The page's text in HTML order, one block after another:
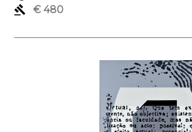
gavel
€ 480